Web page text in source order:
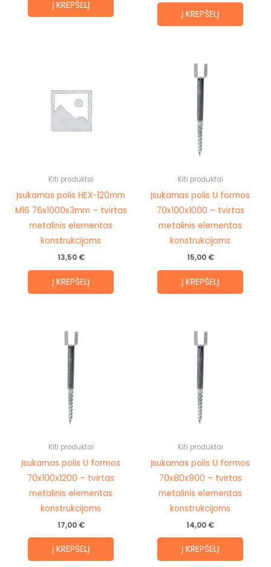
Į KREPŠELĮ
Į KREPŠELĮ
Kiti produktai
Įsukamas polis HEX-120mm
M16 76x1000x3mm – tvirtas
metalinis elementas
konstrukcijoms
13,50 €
Į KREPŠELĮ
Kiti produktai
Įsukamas polis U formos
70x100x1000 – tvirtas
metalinis elementas
konstrukcijoms
15,00 €
Į KREPŠELĮ
Kiti produktai
Įsukamas polis U formos
70x100x1200 – tvirtas
metalinis elementas
konstrukcijoms
17,00 €
Į KREPŠELĮ
Kiti produktai
Įsukamas polis U formos
70x80x900 – tvirtas
metalinis elementas
konstrukcijoms
14,00 €
Į KREPŠELĮ